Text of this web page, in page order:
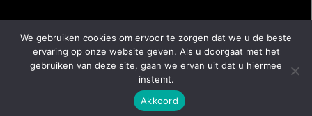
© 2026 Jiftach
Optimus Websites
We gebruiken cookies om ervoor te zorgen dat we u de beste
ervaring op onze website geven. Als u doorgaat met het
gebruiken van deze site, gaan we ervan uit dat u hiermee
instemt.
Akkoord